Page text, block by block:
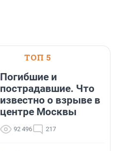
ТОП 5
Погибшие и
пострадавшие. Что
известно о взрыве в
центре Москвы
92 496 217